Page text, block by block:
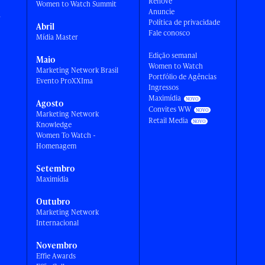
Women to Watch Summit
Abril
Mídia Master
Maio
Marketing Network Brasil
Evento ProXXIma
Agosto
Marketing Network
Knowledge
Women To Watch -
Homenagem
Setembro
Maximídia
Outubro
Marketing Network
Internacional
Novembro
Effie Awards
Anuncie
Política de privacidade
Fale conosco
Edição semanal
Women to Watch
Portfólio de Agências
Ingressos
Maximídia
Convites WW
Retail Media